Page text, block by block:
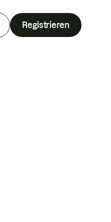
Registrieren